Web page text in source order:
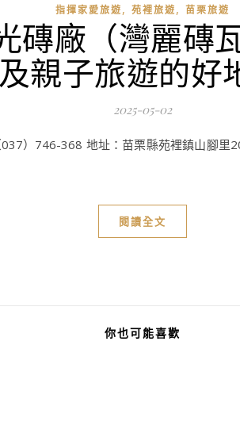
指揮家愛旅遊, 苑裡旅遊, 苗栗旅遊
磚廠（灣麗磚
親子旅遊的好
2025-05-02
）746-368 地址：苗栗縣苑裡鎮山腳
閱讀全文
你也可能喜歡